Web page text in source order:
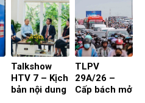
Talkshow
HTV 7 – Kịch
bản nội dung
TLPV
29A/26 –
Cấp bách mở